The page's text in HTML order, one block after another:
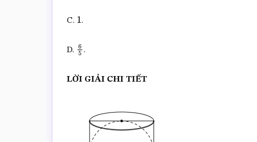
C. 1.
D. 65.
LỜI GIẢI CHI TIẾT